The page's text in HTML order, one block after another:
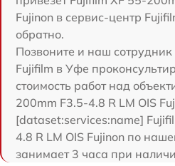
Fujinon в сервис-центр
обратно.
Позвоните и наш сотрудник
Fujifilm в Уфе
стоимость работ над
200mm F3.5-4.8 R LM OIS
[dataset:services:name]
4.8 R LM OIS Fujinon по
занимает 3 часа при